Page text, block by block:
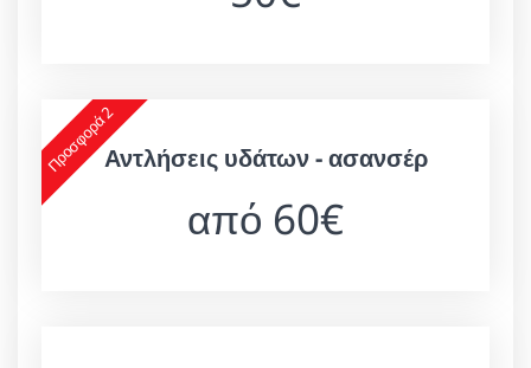
Προσφορά 2Αντλήσεις υδάτων - ασανσέρ
από 60€